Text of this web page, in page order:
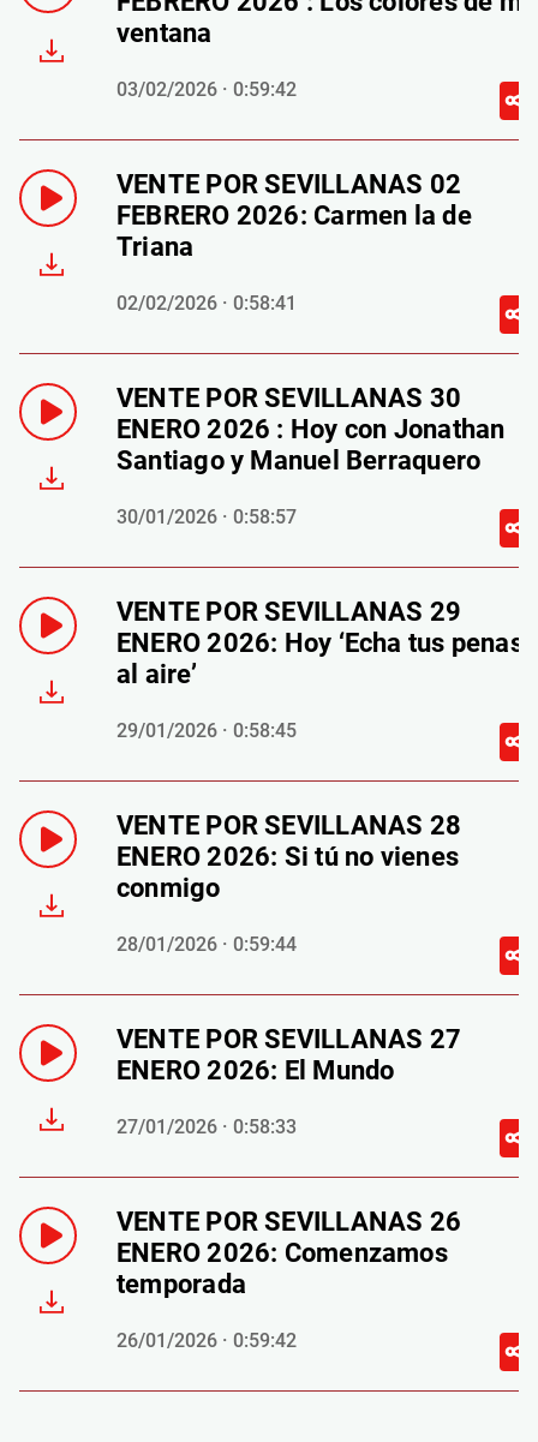
ventana
03/02/2026 · 0:59:42
VENTE POR SEVILLANAS 02
FEBRERO 2026: Carmen la de
Triana
02/02/2026 · 0:58:41
VENTE POR SEVILLANAS 30
ENERO 2026 : Hoy con Jonathan
Santiago y Manuel Berraquero
30/01/2026 · 0:58:57
VENTE POR SEVILLANAS 29
ENERO 2026: Hoy ‘Echa tus penas
al aire’
29/01/2026 · 0:58:45
VENTE POR SEVILLANAS 28
ENERO 2026: Si tú no vienes
conmigo
28/01/2026 · 0:59:44
VENTE POR SEVILLANAS 27
ENERO 2026: El Mundo
27/01/2026 · 0:58:33
VENTE POR SEVILLANAS 26
ENERO 2026: Comenzamos
temporada
26/01/2026 · 0:59:42